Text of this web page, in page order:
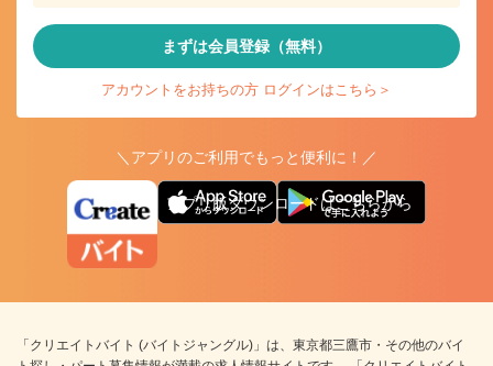
まずは会員登録（無料）
アカウントをお持ちの方 ログインはこちら＞
＼アプリのご利用でもっと便利に！／
アプリ版ダウンロードはこちらから
「クリエイトバイト (バイトジャングル)」は、東京都三鷹市・その他のバイ